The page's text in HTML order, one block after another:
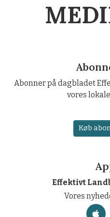
Abonner på dagbladet
vores
Køb
Effektivt
Vores